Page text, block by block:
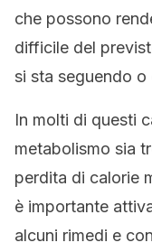
che possono
difficile del
si sta seguendo
In molti di questi
metabolismo sia
perdita di calorie
è importante
alcuni rimedi e